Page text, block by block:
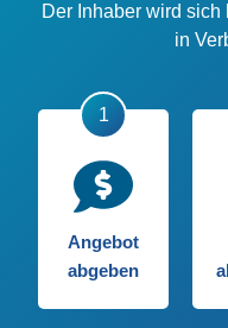
Der Inhaber wird
in
Angebot
abgeben